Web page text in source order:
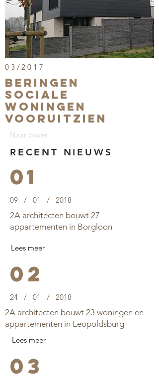
03/2017
BERINGEN
sociale
woningen
vooruitzien
Naar boven
RECENT NIEUWS
01
09 / 01 / 2018
2A architecten bouwt 27
appartementen in Borgloon
Lees meer
02
24 / 01 / 2018
2A architecten bouwt 23 woningen en
appartementen in Leopoldsburg
Lees meer
03